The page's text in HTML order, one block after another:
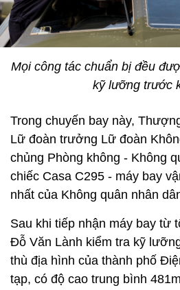
Mọi công tác chuẩn bị đều
kỹ lưỡng trước
Trong chuyến bay này,
Lữ đoàn trưởng Lữ đoàn
chủng Phòng không - Không
chiếc Casa C295 - máy bay
nhất của Không quân nhân
Sau khi tiếp nhận máy bay từ
Đỗ Văn Lành kiểm tra kỹ
thù địa hình của thành phố
tạp, có độ cao trung bình